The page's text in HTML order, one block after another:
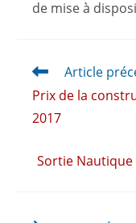
de mise à
Article
Prix de la
2017
Sortie Nautique